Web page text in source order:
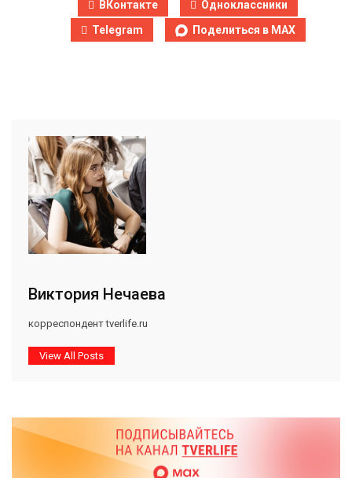
ВКонтакте
Одноклассники
Telegram
Поделиться в MAX
Виктория Нечаева
корреспондент tverlife.ru
View All Posts